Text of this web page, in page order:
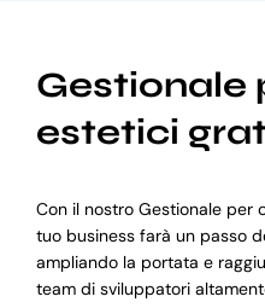
Gestionale
estetici
Con il nostro Gestionale per
tuo business farà un passo
ampliando la portata e
team di sviluppatori